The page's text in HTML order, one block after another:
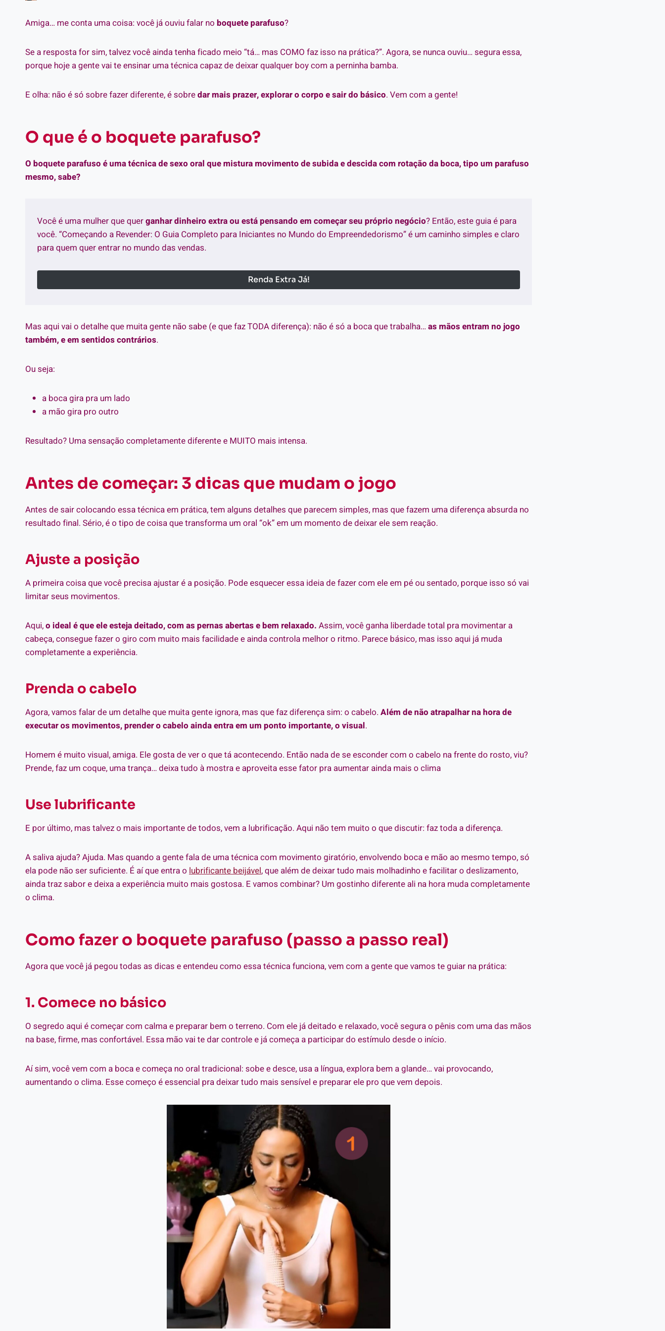
Amiga… me conta uma coisa: você já ouviu falar no boquete parafuso?
Se a resposta for sim, talvez você ainda tenha ficado meio “tá… mas COMO faz isso na prática?”. Agora, se nunca ouviu… segura essa,
porque hoje a gente vai te ensinar uma técnica capaz de deixar qualquer boy com a perninha bamba.
E olha: não é só sobre fazer diferente, é sobredar mais prazer, explorar o corpo e sair do básico. Vem com a gente!
O que é o boquete parafuso?
O boquete parafuso é uma técnica de sexo oral que misturamovimento de subida e descida com rotação da boca, tipo um parafuso
mesmo, sabe?
Você é uma mulher que querganhar dinheiro extra ou está pensando em começar seu próprio negócio? Então, este guia é para
você. “Começando a Revender: O Guia Completo para Iniciantes no Mundo do Empreendedorismo” é um caminho simples e claro
para quem quer entrar no mundo das vendas.
Renda Extra Já!
Mas aqui vai o detalhe que muita gente não sabe (e que faz TODA diferença): não é só a boca que trabalha…as mãos entram no jogo
também, e em sentidos contrários.
Ou seja:
a boca gira pra um lado
a mão gira pro outro
Resultado? Uma sensação completamente diferente e MUITO mais intensa.
Antes de começar: 3 dicas que mudam o jogo
Antes de sair colocando essa técnica em prática, tem alguns detalhes que parecem simples, mas que fazem uma diferença absurda no
resultado final. Sério, é o tipo de coisa que transforma um oral “ok” em um momento de deixar ele sem reação.
Ajuste a posição
A primeira coisa que você precisa ajustar é a posição. Pode esquecer essa ideia de fazer com ele em pé ou sentado, porque isso só vai
limitar seus movimentos.
Aqui,o ideal é que ele esteja deitado, com as pernas abertas e bem relaxado. Assim, você ganha liberdade total pra movimentar a
cabeça, consegue fazer o giro com muito mais facilidade e ainda controla melhor o ritmo. Parece básico, mas isso aqui já muda
completamente a experiência.
Prenda o cabelo
Agora, vamos falar de um detalhe que muita gente ignora, mas que faz diferença sim: o cabelo. Além de não atrapalhar na hora de
executar os movimentos, prender o cabelo ainda entra em um ponto importante, o visual.
Homem é muito visual, amiga. Ele gosta de ver o que tá acontecendo. Então nada de se esconder com o cabelo na frente do rosto, viu?
Prende, faz um coque, uma trança… deixa tudo à mostra e aproveita esse fator pra aumentar ainda mais o clima
Use lubrificante
E por último, mas talvez o mais importante de todos, vem a lubrificação. Aqui não tem muito o que discutir: faz toda a diferença.
A saliva ajuda? Ajuda. Mas quando a gente fala de uma técnica com movimento giratório, envolvendo boca e mão ao mesmo tempo, só
ela pode não ser suficiente. É aí que entra o lubrificante beijável, que além de deixar tudo mais molhadinho e facilitar o deslizamento,
ainda traz sabor e deixa a experiência muito mais gostosa. E vamos combinar? Um gostinho diferente ali na hora muda completamente
o clima.
Como fazer o boquete parafuso (passo a passo real)
Agora que você já pegou todas as dicas e entendeu como essa técnica funciona, vem com a gente que vamos te guiar na prática:
1. Comece no básico
O segredo aqui é começar com calma e preparar bem o terreno. Com ele já deitado e relaxado, você segura o pênis com uma das mãos
na base, firme, mas confortável. Essa mão vai te dar controle e já começa a participar do estímulo desde o início.
Aí sim, você vem com a boca e começa no oral tradicional: sobe e desce, usa a língua, explora bem a glande… vai provocando,
aumentando o clima. Esse começo é essencial pra deixar tudo mais sensível e preparar ele pro que vem depois.